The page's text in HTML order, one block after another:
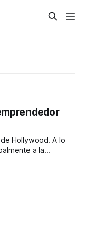
Hollywood. A lo
a la
con su banda